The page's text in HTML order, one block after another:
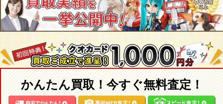
かんたん買取！今すぐ無料査定！